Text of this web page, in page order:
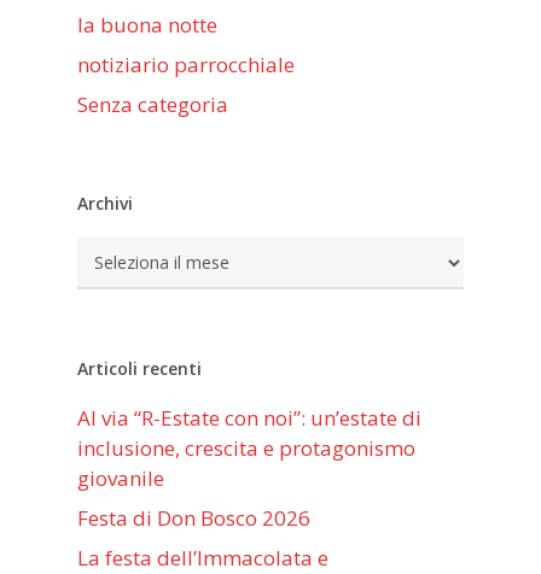
la buona notte
notiziario parrocchiale
Senza categoria
Archivi
Archivi
Articoli recenti
Al via “R-Estate con noi”: un’estate di
inclusione, crescita e protagonismo
giovanile
Festa di Don Bosco 2026
La festa dell’Immacolata e